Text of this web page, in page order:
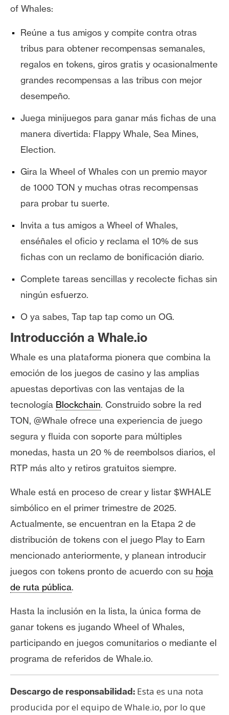
T
m
a
s
R
c
u
r
s
o
s
C
o
t
a
t
o
y
P
u
l
i
c
i
d
a
d
of Whales:
Reúne a tus amigos y compite contra otras
tribus para obtener recompensas semanales,
regalos en tokens, giros gratis y ocasionalmente
grandes recompensas a las tribus con mejor
desempeño.
Juega minijuegos para ganar más fichas de una
manera divertida: Flappy Whale, Sea Mines,
Election.
Gira la Wheel of Whales con un premio mayor
de 1000 TON y muchas otras recompensas
para probar tu suerte.
Invita a tus amigos a Wheel of Whales,
enséñales el oficio y reclama el 10% de sus
fichas con un reclamo de bonificación diario.
Complete tareas sencillas y recolecte fichas sin
ningún esfuerzo.
O ya sabes, Tap tap tap como un OG.
Introducción a Whale.io
Whale es una plataforma pionera que combina la
emoción de los juegos de casino y las amplias
apuestas deportivas con las ventajas de la
tecnología Blockchain. Construido sobre la red
TON, @Whale ofrece una experiencia de juego
segura y fluida con soporte para múltiples
monedas, hasta un 20 % de reembolsos diarios, el
RTP más alto y retiros gratuitos siempre.
Whale está en proceso de crear y listar $WHALE
simbólico en el primer trimestre de 2025.
Actualmente, se encuentran en la Etapa 2 de
distribución de tokens con el juego Play to Earn
mencionado anteriormente, y planean introducir
juegos con tokens pronto de acuerdo con su hoja
de ruta pública.
Hasta la inclusión en la lista, la única forma de
ganar tokens es jugando Wheel of Whales,
participando en juegos comunitarios o mediante el
programa de referidos de Whale.io.
Descargo de responsabilidad: Esta es una nota
producida por el equipo de Whale.io, por lo que